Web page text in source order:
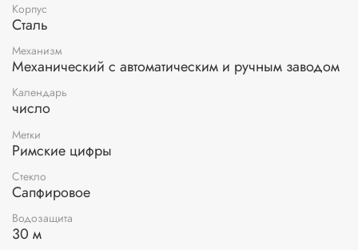
Корпус
Сталь
Механизм
Механический с автоматическим и ручным заводом
Календарь
число
Метки
Римские цифры
Стекло
Сапфировое
Водозащита
30 м